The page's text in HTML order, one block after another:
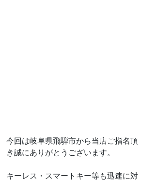
今回は岐阜県飛騨市から当店ご指名頂
き誠にありがとうございます。
キーレス・スマートキー等も迅速に対